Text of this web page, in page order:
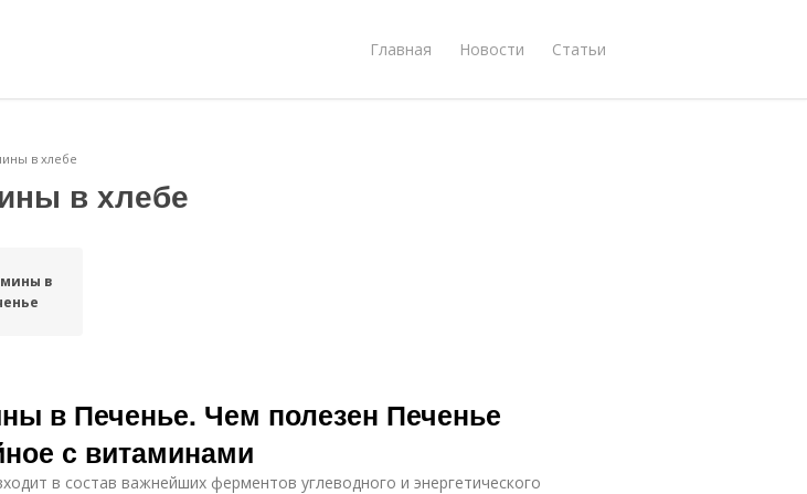
Главная Новости Статьи
в хлебе
в хлебе
в
в Печенье. Чем полезен Печенье
с витаминами
в состав важнейших ферментов углеводного и энергетического